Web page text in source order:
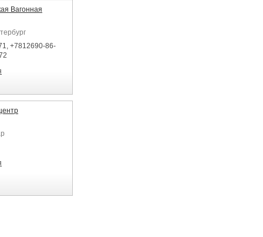
Вагонная
+7812690-86-